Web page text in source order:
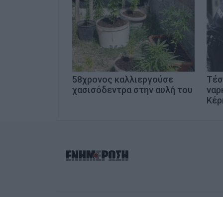
58χρονος καλλιεργούσε
χασισόδεντρα στην αυλή του